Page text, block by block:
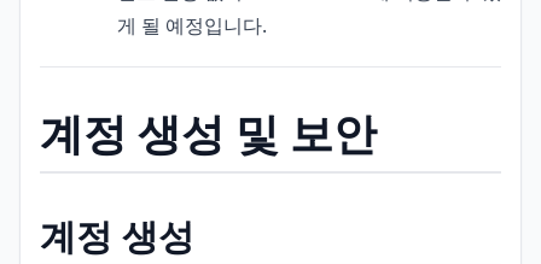
게 될 예정입니다.
계정 생성 및 보안
계정 생성